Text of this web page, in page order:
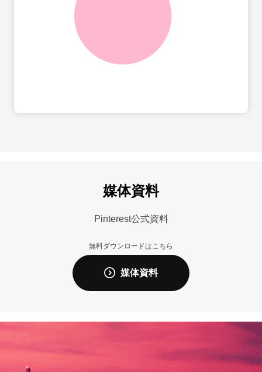
媒体資料
Pinterest公式資料
無料ダウンロードはこちら
媒体資料